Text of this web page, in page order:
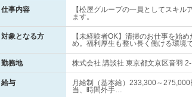
仕事内容
【松屋グループの一員としてスキ
ます。
対象となる方
【未経験者OK】清掃のお仕事を始
め。福利厚生も整い長く働ける環境で
勤務地 株式会社 講談社 東京都文京区音羽
給与
月給制（基本給）233,300～
当、時間外手…